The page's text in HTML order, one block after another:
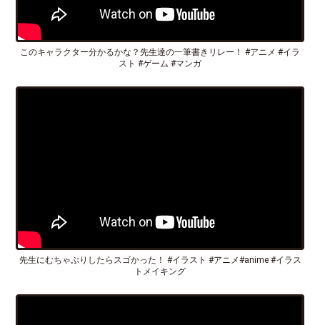
このキャラクター分かるかな？先生達の一筆書きリレー！ #アニメ #イラ
スト #ゲーム #マンガ
先生にむちゃぶりしたらスゴかった！ #イラスト #アニメ#anime #イラス
トメイキング